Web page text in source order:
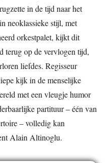
in de tijd naar het
neoklassieke stijl, met
orkestpalet, kijkt dit
terug op de vervlogen tijd,
liefdes. Regisseur
kijk in de menselijke
met een vleugje humor
partituur – één van
– volledig kan
Alain Altinoglu.